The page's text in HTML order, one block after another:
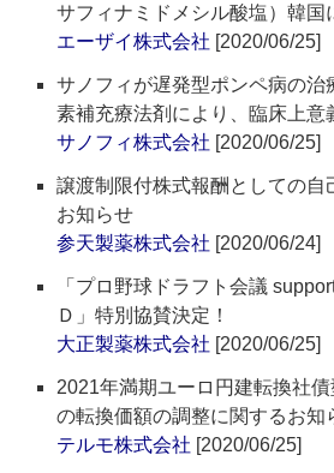
サフィナミドメシル酸塩）韓国
エーザイ株式会社 [2020/06/25]
サノフィが遅発型ポンペ病の治
素補充療法剤により、臨床上意
サノフィ株式会社 [2020/06/25]
譲渡制限付株式報酬としての自
お知らせ
参天製薬株式会社 [2020/06/24]
「プロ野球ドラフト会議
Ｄ」特別協賛決定！
大正製薬株式会社 [2020/06/25]
2021年満期ユーロ円建転換社
の転換価額の調整に関するお知
テルモ株式会社 [2020/06/25]